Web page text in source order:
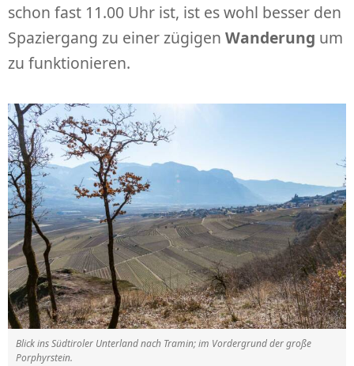
schon fast 11.00 Uhr ist, ist es wohl besser den
Spaziergang zu einer zügigen Wanderung um
zu funktionieren.
Blick ins Südtiroler Unterland nach Tramin; im Vordergrund der große
Porphyrstein.